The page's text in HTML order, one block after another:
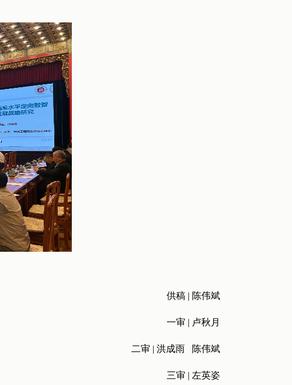
供稿 | 陈伟斌
一审 | 卢秋月
二审 | 洪成雨 陈伟斌
三审 | 左英姿